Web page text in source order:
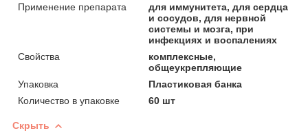
Применение препарата
для иммунитета, для сердца
и сосудов, для нервной
системы и мозга, при
инфекциях и воспалениях
Свойства
комплексные,
общеукрепляющие
Упаковка
Пластиковая банка
Количество в упаковке
60 шт
Скрыть